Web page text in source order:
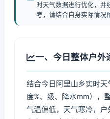
时天气数据进行优化，并
考，请结合自身实际情况
一、今日整体户外
结合今日阿里山乡实时
度%、级、降水mm），
气温偏低，天气寒冷，